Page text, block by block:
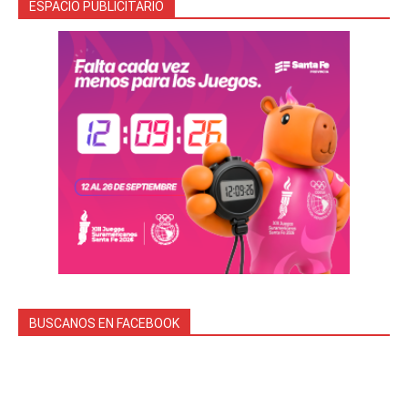
ESPACIO PUBLICITARIO
BUSCANOS EN FACEBOOK